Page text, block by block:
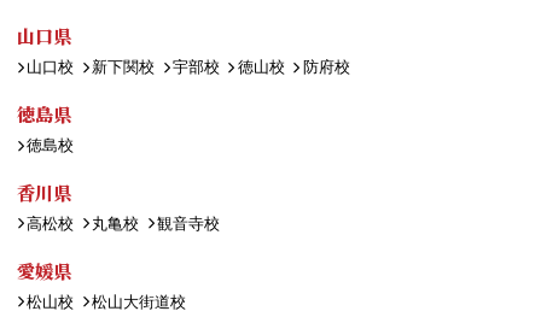
山口県
山口校 新下関校 宇部校 徳山校 防府校
徳島県
徳島校
香川県
高松校 丸亀校 観音寺校
愛媛県
松山校 松山大街道校